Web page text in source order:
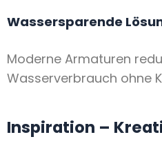
Wassersparende
Moderne Armaturen
Wasserverbrauch ohne
Inspiration –